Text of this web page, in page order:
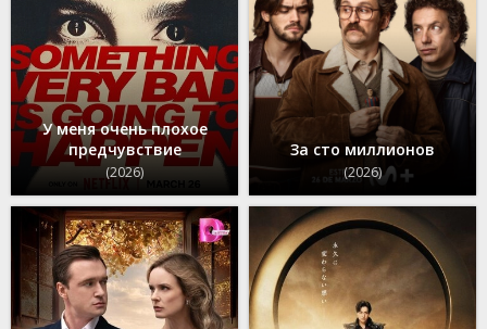
У меня очень плохое
предчувствие
(2026)
За сто миллионов
(2026)